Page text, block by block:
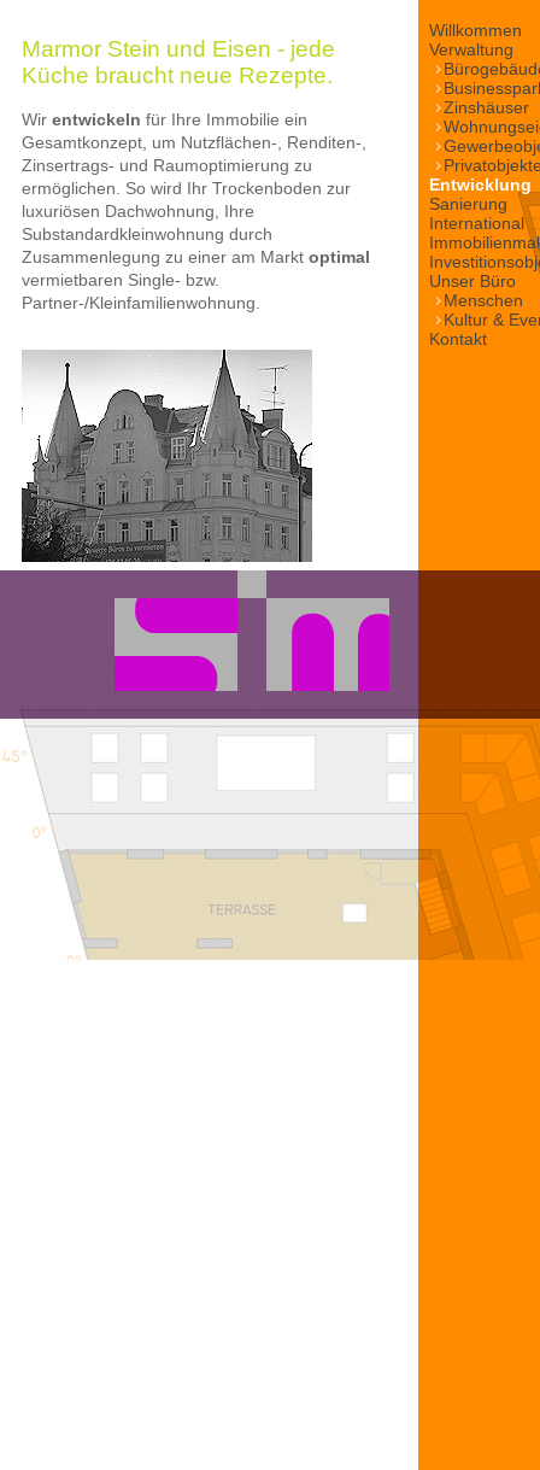
Marmor Stein und Eisen - jede
Küche braucht neue Rezepte.
Willkommen
Verwaltung
Zinshäuser
Entwicklung
Sanierung
International
Unser Büro
Menschen
Kultur &
Kontakt
Wir entwickeln für Ihre Immobilie ein
Gesamtkonzept, um Nutzflächen-, Renditen-,
Zinsertrags- und Raumoptimierung zu
ermöglichen. So wird Ihr Trockenboden zur
luxuriösen Dachwohnung, Ihre
Substandardkleinwohnung durch
Zusammenlegung zu einer am Markt optimal
vermietbaren Single- bzw.
Partner-/Kleinfamilienwohnung.